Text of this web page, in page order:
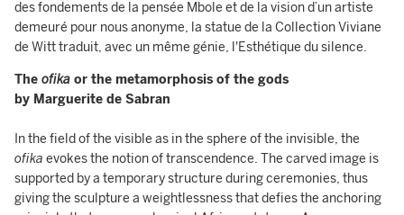
des fondements de la pensée Mbole et de la vision d’un artiste
demeuré pour nous anonyme, la statue de la Collection Viviane
de Witt traduit, avec un même génie, l'Esthétique du silence.
The ofika or the metamorphosis of the gods
by Marguerite de Sabran
In the field of the visible as in the sphere of the invisible, the
ofika evokes the notion of transcendence. The carved image is
supported by a temporary structure during ceremonies, thus
giving the sculpture a weightlessness that defies the anchoring